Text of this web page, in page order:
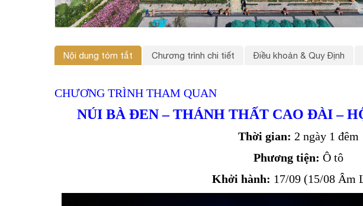
Nội dung tóm tắt Chương trình chi tiết Điều khoản & Quy Định
CHƯƠNG TRÌNH THAM QUAN
NÚI BÀ ĐEN – THÁNH THẤT CAO ĐÀI –
Thời gian: 2 ngày 1 đêm
Phương tiện: Ô tô
Khởi hành: 17/09 (15/08 Âm